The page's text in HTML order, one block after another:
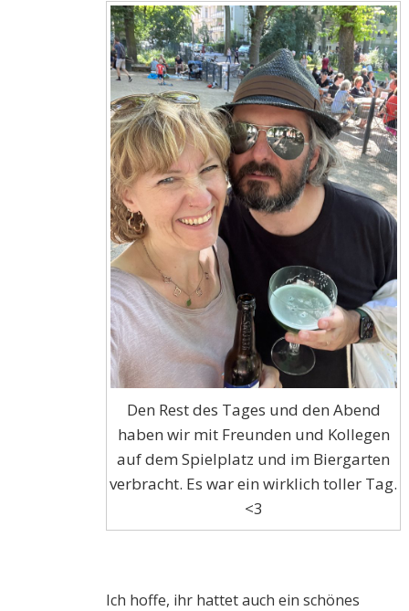
Den Rest des Tages und den Abend
haben wir mit Freunden und Kollegen
auf dem Spielplatz und im Biergarten
verbracht. Es war ein wirklich toller Tag.
<3
Ich hoffe, ihr hattet auch ein schönes